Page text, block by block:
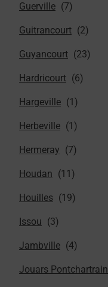
Guerville
Guitrancourt
Guyancourt
Hardricourt
Hargeville
Herbeville
Hermeray
Houdan
Houilles
Issou
Jambville
Jouars Pontchartrain